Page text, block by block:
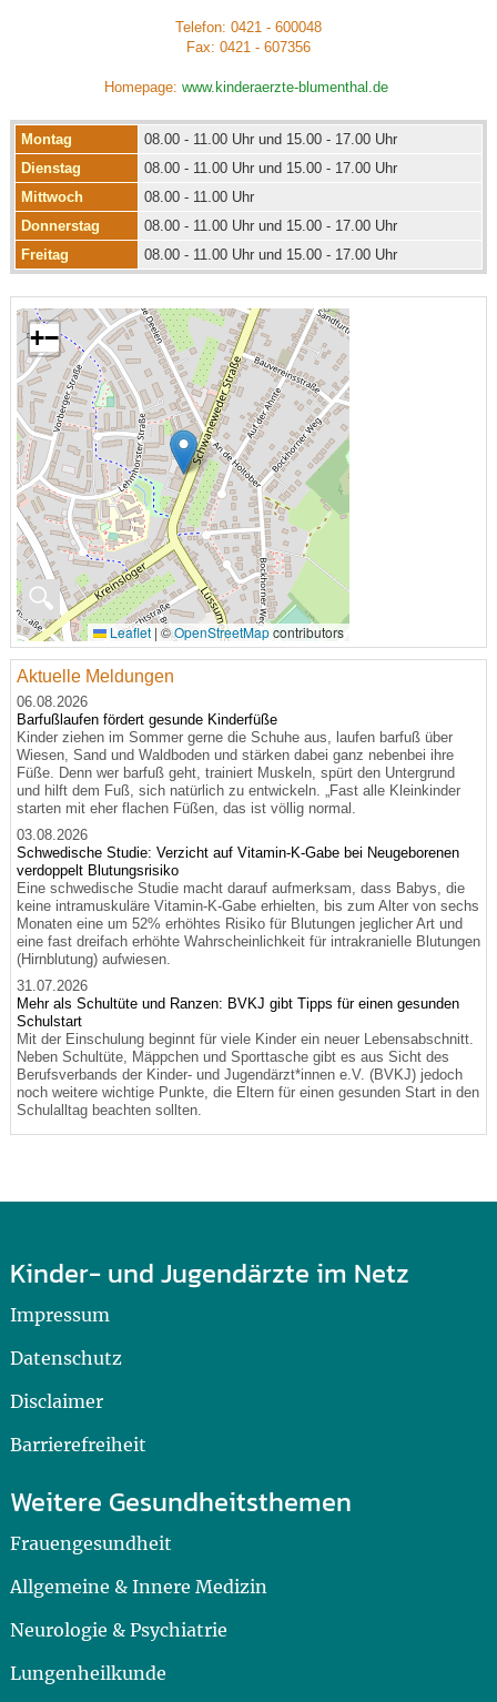
Telefon: 0421 - 600048
Fax: 0421 - 607356
Homepage: www.kinderaerzte-blumenthal.de
Montag
08.00 - 11.00 Uhr und 15.00 - 17.00 Uhr
Dienstag
08.00 - 11.00 Uhr und 15.00 - 17.00 Uhr
Mittwoch
08.00 - 11.00 Uhr
Donnerstag
08.00 - 11.00 Uhr und 15.00 - 17.00 Uhr
Freitag
08.00 - 11.00 Uhr und 15.00 - 17.00 Uhr
🔍
+−
Leaflet | ©OpenStreetMapcontributors
Aktuelle Meldungen
06.08.2026
Barfußlaufen fördert gesunde Kinderfüße
Kinder ziehen im Sommer gerne die Schuhe aus, laufen barfuß über
Wiesen, Sand und Waldboden und stärken dabei ganz nebenbei ihre
Füße. Denn wer barfuß geht, trainiert Muskeln, spürt den Untergrund
und hilft dem Fuß, sich natürlich zu entwickeln. „Fast alle Kleinkinder
starten mit eher flachen Füßen, das ist völlig normal.
03.08.2026
Schwedische Studie: Verzicht auf Vitamin-K-Gabe bei Neugeborenen
verdoppelt Blutungsrisiko
Eine schwedische Studie macht darauf aufmerksam, dass Babys, die
keine intramuskuläre Vitamin-K-Gabe erhielten, bis zum Alter von sechs
Monaten eine um 52% erhöhtes Risiko für Blutungen jeglicher Art und
eine fast dreifach erhöhte Wahrscheinlichkeit für intrakranielle Blutungen
(Hirnblutung) aufwiesen.
31.07.2026
Mehr als Schultüte und Ranzen: BVKJ gibt Tipps für einen gesunden
Schulstart
Mit der Einschulung beginnt für viele Kinder ein neuer Lebensabschnitt.
Neben Schultüte, Mäppchen und Sporttasche gibt es aus Sicht des
Berufsverbands der Kinder- und Jugendärzt*innen e.V. (BVKJ) jedoch
noch weitere wichtige Punkte, die Eltern für einen gesunden Start in den
Schulalltag beachten sollten.
Kinder- und Jugendärzte im Netz
Impressum
Datenschutz
Disclaimer
Barrierefreiheit
Weitere Gesundheitsthemen
Frauengesundheit
Allgemeine & Innere Medizin
Neurologie & Psychiatrie
Lungenheilkunde